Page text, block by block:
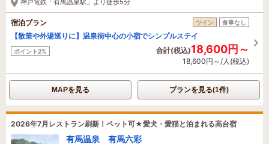
宿泊プラン ツイン 食事なし
【散策や外湯巡りに】温泉街中心の小宿でシンプルステイ
ポイント2% 合計(税込)18,600円～
18,600円～/人(税込)
MAPを見る プランを見る(1件)
2026年7月レストラン刷新！ペット可★愛犬・愛猫と泊まれる高台宿
有馬温泉 有馬六彩